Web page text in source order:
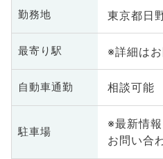
勤務地 東京都日
最寄り駅 ※詳細は
自動車通勤 相談可能
駐車場
※最新情
お問い合